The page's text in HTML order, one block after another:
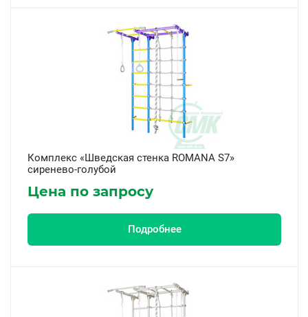
Комплекс «Шведская стенка ROMANA S7»
сиренево-голубой
Цена по запросу
Подробнее